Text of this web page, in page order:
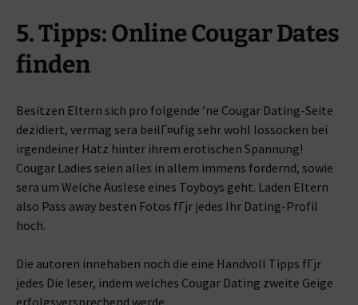
5. Tipps: Online Cougar Dates
finden
Besitzen Eltern sich pro folgende ’ne Cougar Dating-Seite
dezidiert, vermag sera beilГ¤ufig sehr wohl lossocken bei
irgendeiner Hatz hinter ihrem erotischen Spannung!
Cougar Ladies seien alles in allem immens fordernd, sowie
sera um Welche Auslese eines Toyboys geht. Laden Eltern
also Pass away besten Fotos fГјr jedes Ihr Dating-Profil
hoch.
Die autoren innehaben noch die eine Handvoll Tipps fГјr
jedes Die leser, indem welches Cougar Dating zweite Geige
erfolgsversprechend werde.